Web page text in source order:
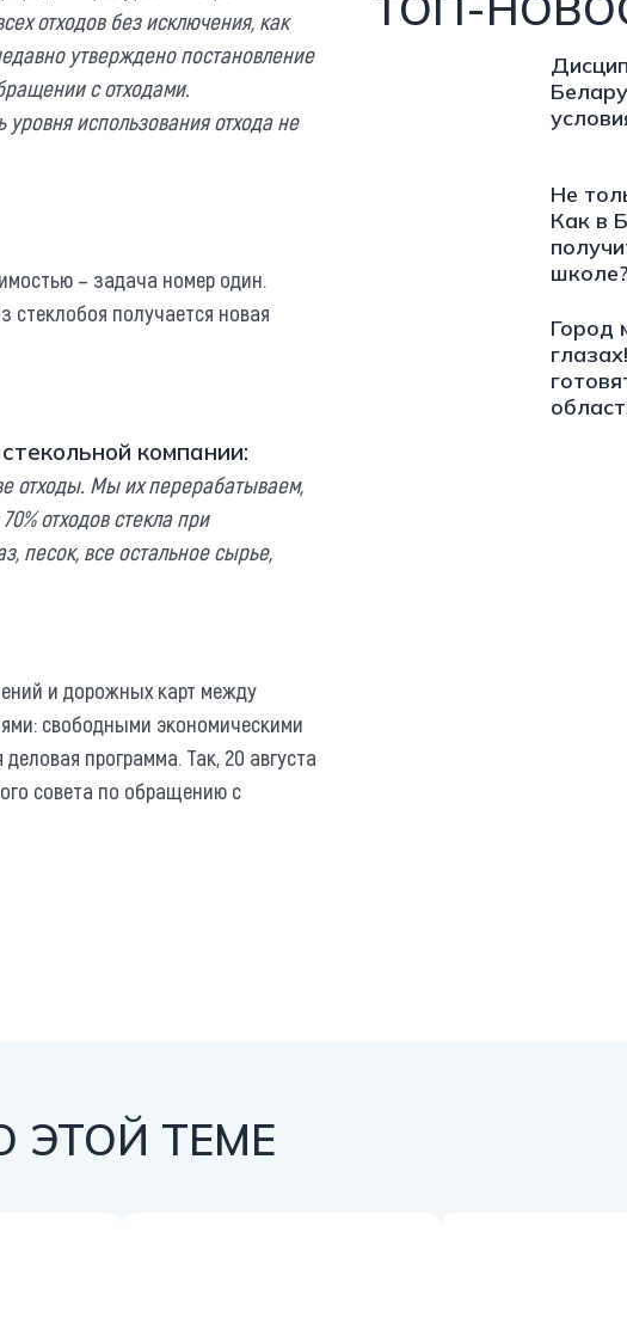
отходов без исключения, как
утверждено постановление
с отходами.
уровня использования отхода не
– задача номер один.
стеклобоя получается новая
компании:
отходы. Мы их перерабатываем,
отходов стекла при
песок, все остальное сырье,
и дорожных карт между
свободными экономическими
программа. Так, 20 августа
совета по обращению с
Не
Как в
школе?
Город
ЭТОЙ ТЕМЕ